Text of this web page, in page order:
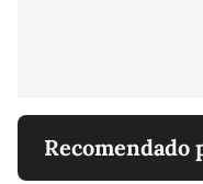
Recomendado